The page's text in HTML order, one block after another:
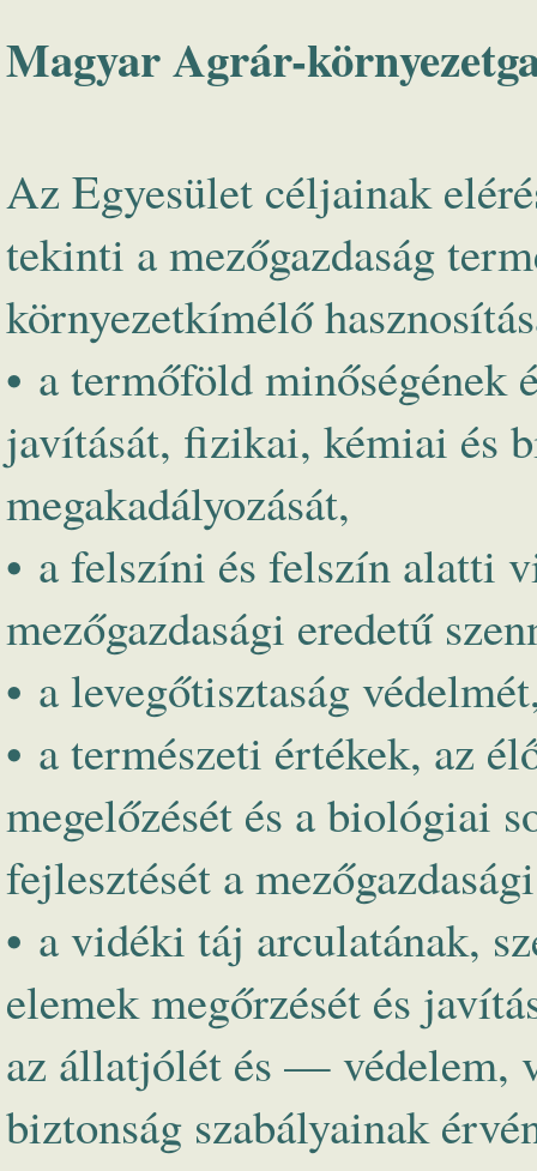
Magyar Agrár-
Az Egyesület céljainak
tekinti a mezőgazdaság
környezetkímélő
• a termőföld minőségének
javítását, fizikai, kémiai és
megakadályozását,
• a felszíni és felszín alatti
mezőgazdasági eredetű
• a levegőtisztaság
• a természeti értékek, az
megelőzését és a biológiai
fejlesztését a
• a vidéki táj arculatának,
elemek megőrzését és
az állatjólét és — védelem,
biztonság szabályainak